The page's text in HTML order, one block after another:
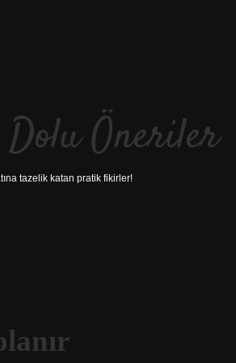
Öneriler
tazelik katan pratik fikirler!